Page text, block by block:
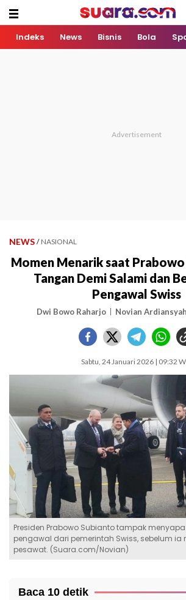
Indeks News Bisnis Bola
NEWS / NASIONAL
Momen Menarik saat Prabowo
Tangan Demi Salami dan
Pengawal Swiss
Dwi Bowo Raharjo Novian Ardiansyah
Sabtu, 24 Januari 2026 | 09:32
Presiden Prabowo Subianto tampak
pengawal dari pemerintah Swiss, sebelum ia
pesawat. (Suara.com/Novian)
Baca 10 detik